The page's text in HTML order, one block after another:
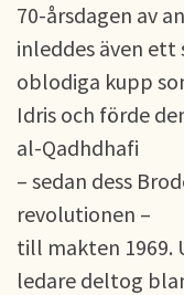
70-årsdagen av
inleddes även ett
oblodiga kupp
Idris och förde
al-Qadhdhafi
– sedan dess
revolutionen –
till makten 1969.
ledare deltog